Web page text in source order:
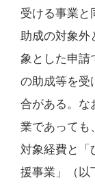
受ける事業と
助成の対象外
象とした申請
の助成等を受
合がある。な
業であっても
対象経費と「
援事業」（以